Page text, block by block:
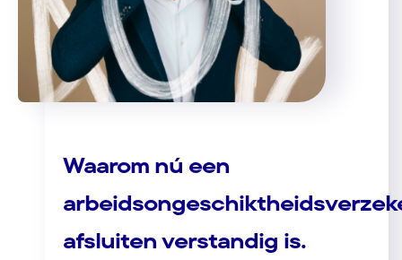
Waarom nú een
afsluiten verstandig is.